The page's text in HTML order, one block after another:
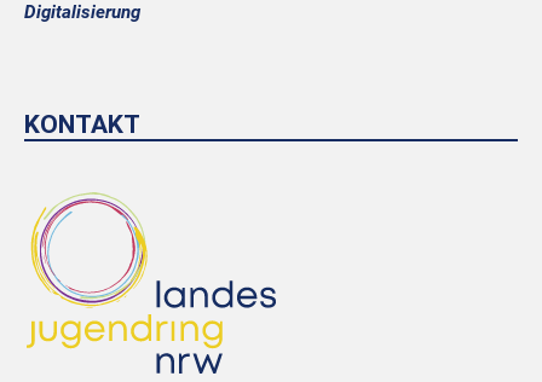
Digitalisierung
KONTAKT